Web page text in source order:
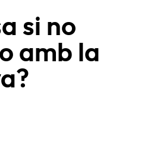
si no
amb la